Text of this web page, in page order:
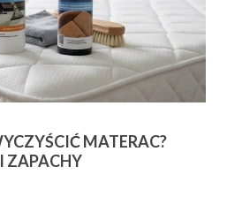
MATERAC?
ZAPACHY